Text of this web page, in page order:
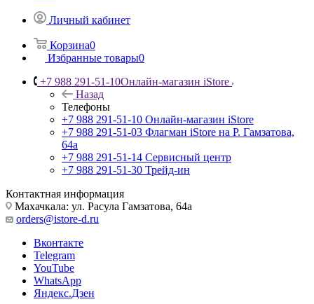
Личный кабинет
Корзина0
Избранные товары0
+7 988 291-51-10Онлайн-магазин iStore
Назад
Телефоны
+7 988 291-51-10 Онлайн-магазин iStore
+7 988 291-51-03 Флагман iStore на Р. Гамзатова,
64а
+7 988 291-51-14 Сервисный центр
+7 988 291-51-30 Трейд-ин
Контактная информация
Махачкала: ул. Расула Гамзатова, 64а
orders@istore-d.ru
Вконтакте
Telegram
YouTube
WhatsApp
Яндекс.Дзен